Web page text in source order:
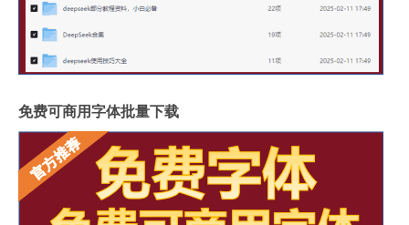
免费可商用字体批量下载